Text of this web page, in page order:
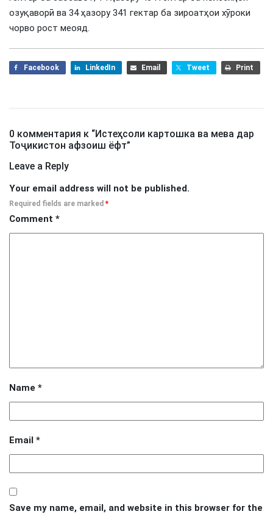
озуқаворӣ ва 34 ҳазору 341 гектар ба зироатҳои хӯроки
чорво рост меояд.
Facebook LinkedIn Email Tweet Print
0 комментария к “Истеҳсоли картошка ва мева дар
Тоҷикистон афзоиш ёфт”
Leave a Reply
Your email address will not be published.
Required fields are marked *
Comment *
Name *
Email *
Save my name, email, and website in this browser for the